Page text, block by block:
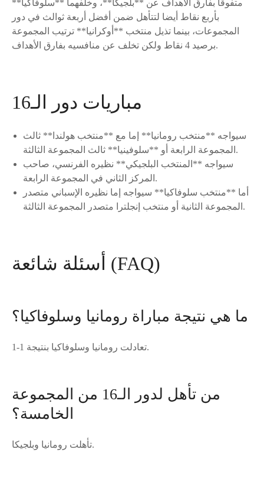
متفوقا بفارق الأهداف عن **بلجيكا**، وخلفهما **سلوفاكيا**
بأربع نقاط أيضا لتتأهل ضمن أفضل أربعة ثوالث في دور
المجموعات، بينما تذيل منتخب **أوكرانيا** ترتيب المجموعة
برصيد 4 نقاط ولكن تخلف عن منافسيه بفارق الأهداف.
مباريات دور الـ16
سيواجه **منتخب رومانيا** إما مع **منتخب هولندا** ثالث
المجموعة الرابعة أو **سلوفينيا** ثالث المجموعة الثالثة.
سيواجه **المنتخب البلجيكي** نظيره الفرنسي، صاحب
المركز الثاني في المجموعة الرابعة.
أما **منتخب سلوفاكيا** سيواجه إما نظيره الإسباني متصدر
المجموعة الثانية أو منتخب إنجلترا متصدر المجموعة الثالثة.
أسئلة شائعة (FAQ)
ما هي نتيجة مباراة رومانيا وسلوفاكيا؟
تعادلت رومانيا وسلوفاكيا بنتيجة 1-1.
من تأهل لدور الـ16 من المجموعة
الخامسة؟
تأهلت رومانيا وبلجيكا.